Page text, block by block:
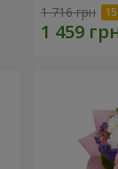
1 716 грн